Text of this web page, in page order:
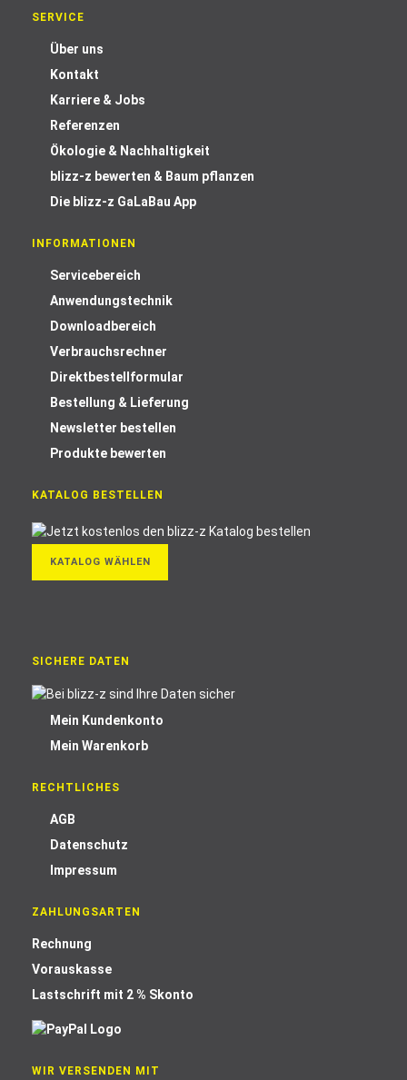
SERVICE
Über uns
Kontakt
Karriere & Jobs
Referenzen
Ökologie & Nachhaltigkeit
blizz-z bewerten & Baum pflanzen
Die blizz-z GaLaBau App
INFORMATIONEN
Servicebereich
Anwendungstechnik
Downloadbereich
Verbrauchsrechner
Direktbestellformular
Bestellung & Lieferung
Newsletter bestellen
Produkte bewerten
KATALOG BESTELLEN
KATALOG WÄHLEN
SICHERE DATEN
Mein Kundenkonto
Mein Warenkorb
RECHTLICHES
AGB
Datenschutz
Impressum
ZAHLUNGSARTEN
Rechnung
Vorauskasse
Lastschrift mit 2 % Skonto
WIR VERSENDEN MIT